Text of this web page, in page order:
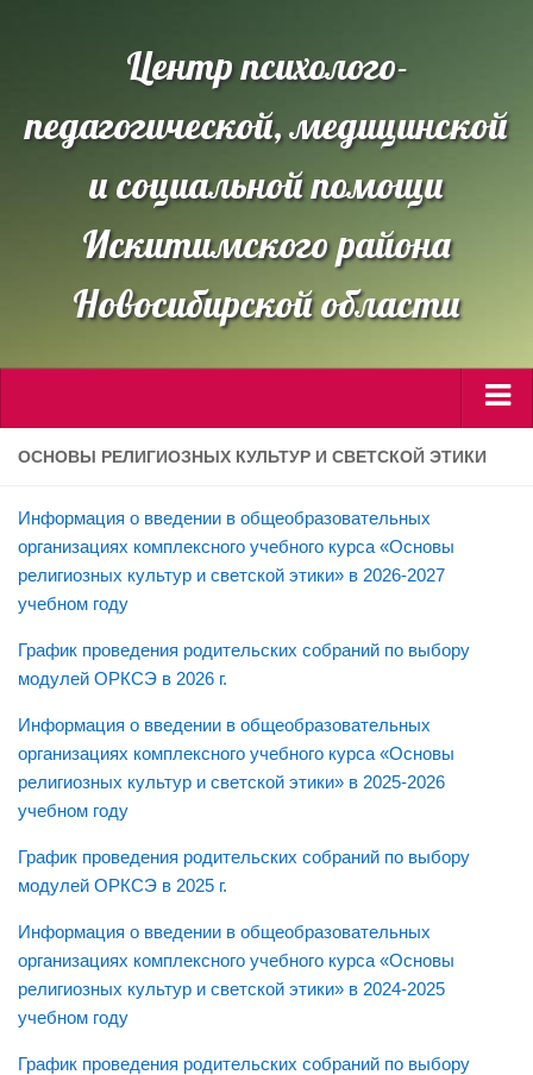
Центр психолого-
педагогической, медицинской
и социальной помощи
Искитимского района
Новосибирской области
Сведения об ОО
Реализация Единой модели профориентации
ТПМПК
Работа со ШНОР
Методические рекомендации
Развитие учительского потенциала
Конкурсы
Курсовая подготовка
Система поддержки талантливых детей
Всероссийская олимпиада школьников
НПК школьников
ОСНОВЫ РЕЛИГИОЗНЫХ КУЛЬТУР И СВЕТСКОЙ ЭТИКИ
Информация о введении в общеобразовательных
организациях комплексного учебного курса «Основы
религиозных культур и светской этики» в 2026-2027
учебном году
График проведения родительских собраний по выбору
модулей ОРКСЭ в 2026 г.
Информация о введении в общеобразовательных
организациях комплексного учебного курса «Основы
религиозных культур и светской этики» в 2025-2026
учебном году
График проведения родительских собраний по выбору
модулей ОРКСЭ в 2025 г.
Информация о введении в общеобразовательных
организациях комплексного учебного курса «Основы
религиозных культур и светской этики» в 2024-2025
учебном году
График проведения родительских собраний по выбору